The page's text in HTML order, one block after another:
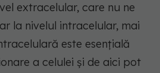
extracelular, care nu ne
la nivelul intracelular, mai
este esențială
a celulei și de aici pot